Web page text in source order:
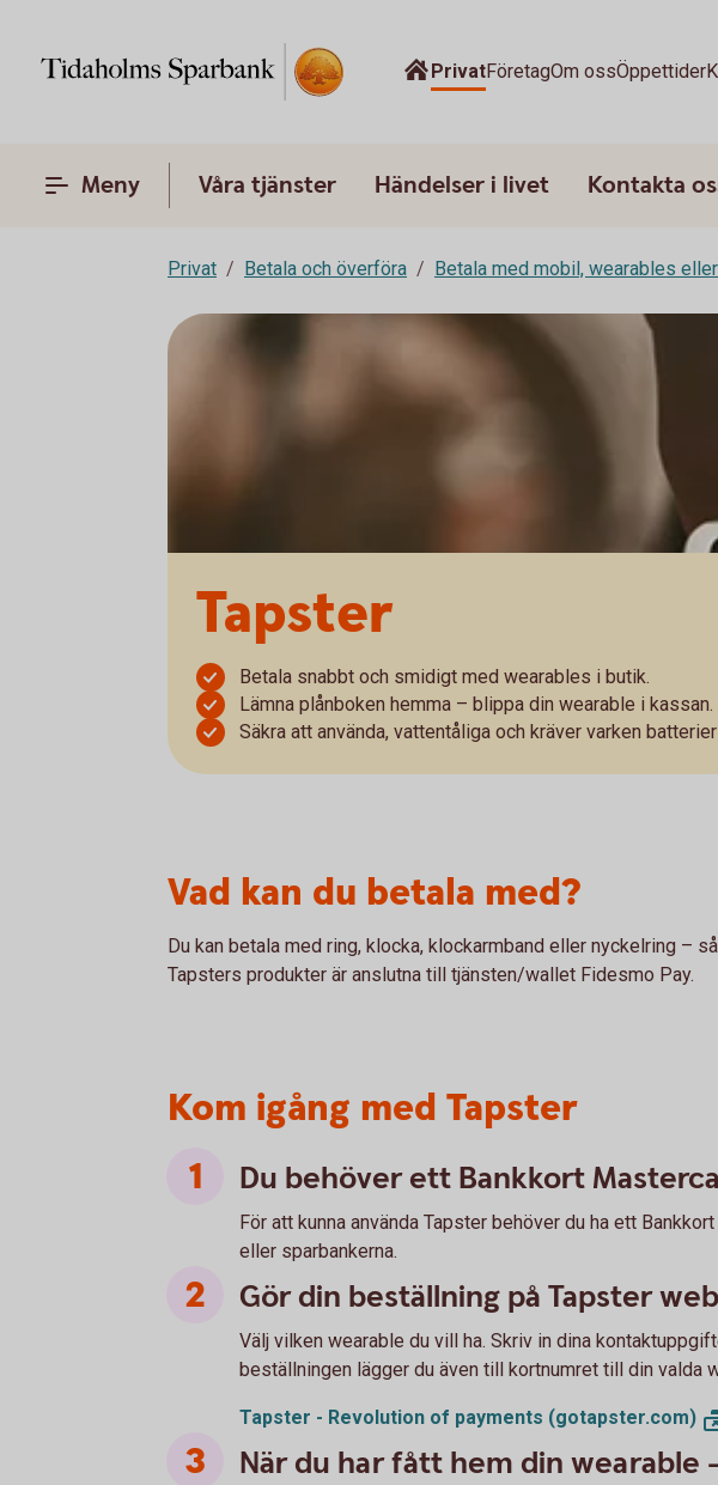
PrivatFöretagOm ossÖppettider
Meny Våra tjänster Händelser i livet Kontakta
Privat Betala och överföra Betala med mobil, wearables
Tapster
Betala snabbt och smidigt med wearables i butik.
Lämna plånboken hemma – blippa din wearable i kassan.
Säkra att använda, vattentåliga och kräver varken
Vad kan du betala med?
Du kan betala med ring, klocka, klockarmband eller nyckelring –
Tapsters produkter är anslutna till tjänsten/wallet Fidesmo Pay.
Kom igång med Tapster
Du behöver ett Bankkort
För att kunna använda Tapster behöver du ha ett
eller sparbankerna.
Gör din beställning på Tapster
Välj vilken wearable du vill ha. Skriv in dina
beställningen lägger du även till kortnumret till din valda
Tapster - Revolution of payments (gotapster.com)
När du har fått hem din wearable